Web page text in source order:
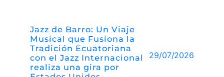
Jazz de Barro: Un Viaje
Musical que Fusiona la
Tradición Ecuatoriana
con el Jazz Internacional
realiza una gira por
29/07/2026